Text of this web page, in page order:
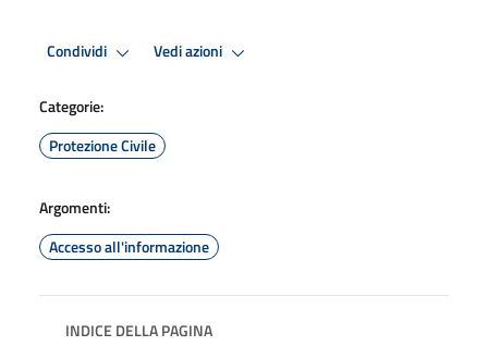
Condividi Vedi azioni
Categorie:
Protezione Civile
Argomenti:
Accesso all'informazione
INDICE DELLA PAGINA